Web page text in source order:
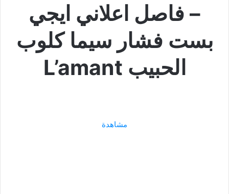
– فاصل اعلاني ايجي
بست فشار سيما كلوب
الحبيب L’amant
مشاهدة